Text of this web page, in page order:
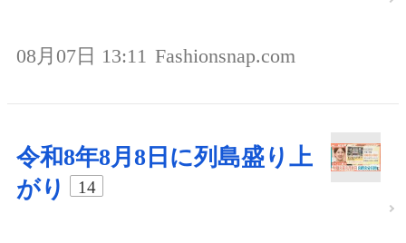
08月07日 13:11 Fashionsnap.com
令和8年8月8日に列島盛り上
がり
14